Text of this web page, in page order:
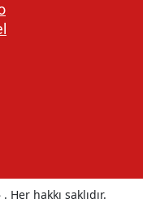
hakkı saklıdır.